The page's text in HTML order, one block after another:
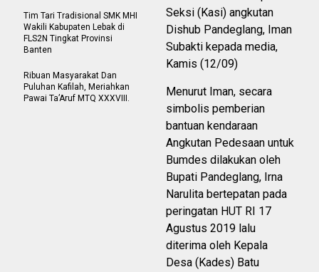
Seksi (Kasi) angkutan
Dishub Pandeglang, Iman
Subakti kepada media,
Kamis (12/09)
Menurut Iman, secara
simbolis pemberian
bantuan kendaraan
Angkutan Pedesaan untuk
Bumdes dilakukan oleh
Bupati Pandeglang, Irna
Narulita bertepatan pada
peringatan HUT RI 17
Agustus 2019 lalu
diterima oleh Kepala
Desa (Kades) Batu
Tim Tari Tradisional SMK MHI
Wakili Kabupaten Lebak di
FLS2N Tingkat Provinsi
Banten
Ribuan Masyarakat Dan
Puluhan Kafilah, Meriahkan
Pawai Ta’Aruf MTQ XXXVIII.